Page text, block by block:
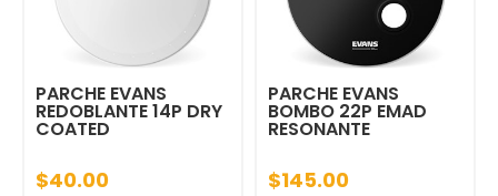
PARCHE EVANS
REDOBLANTE 14P DRY
COATED
$40.00
PARCHE EVANS
BOMBO 22P EMAD
RESONANTE
$145.00